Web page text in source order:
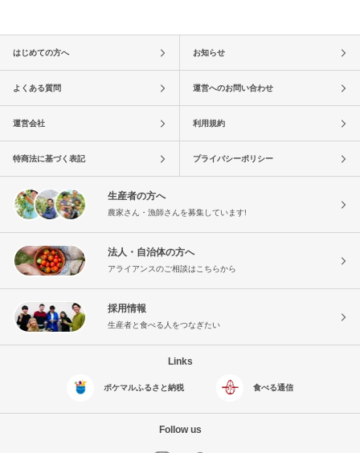
はじめての方へ お知らせ
よくある質問 運営へのお問い合わせ
運営会社 利用規約
特商法に基づく表記 プライバシーポリシー
生産者の方へ
農家さん・漁師さんを募集しています!
法人・自治体の方へ
アライアンスのご相談はこちらから
採用情報
生産者と食べる人をつなぎたい
Links
ポケマルふるさと納税 食べる通信
Follow us